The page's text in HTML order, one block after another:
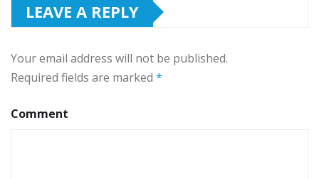
LEAVE A REPLY
Your email address will not be published.
Required fields are marked *
Comment